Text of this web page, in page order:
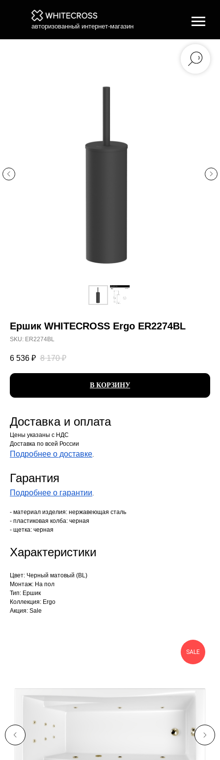
авторизованный интернет-магазин
Ершик WHITECROSS Ergo ER2274BL
SKU: ER2274BL
6 536 ₽ 8 170 ₽
В КОРЗИНУ
Доставка и оплата
Цены указаны с НДС
Доставка по всей России
Подробнее о доставке.
Гарантия
Подробнее о гарантии.
- материал изделия: нержавеющая сталь
- пластиковая колба: черная
- щетка: черная
Характеристики
Цвет: Черный матовый (BL)
Монтаж: На пол
Тип: Ершик
Коллекция: Ergo
Акция: Sale
SALE